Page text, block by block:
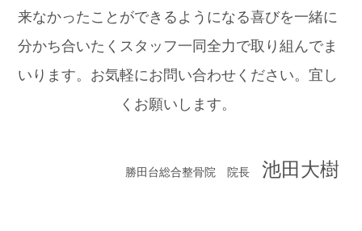
来なかったことができるようになる喜びを一緒に
分かち合いたくスタッフ一同全力で取り組んでま
いります。お気軽にお問い合わせください。宜し
くお願いします。
勝田台総合整骨院 院長 池田大樹